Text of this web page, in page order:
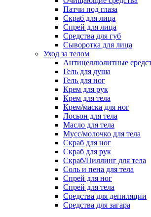
Патчи под глаза
Скраб для лица
Спрей для лица
Средства для губ
Сыворотка для лица
Уход за телом
Антицеллюлитные
Гель для душа
Гель для ног
Крем для рук
Крем для тела
Крем/маска для ног
Лосьон для тела
Масло для тела
Мусс/молочко для тела
Скраб для ног
Скраб для рук
Скраб/Пиллинг для тела
Соль и пена для тела
Спрей для ног
Спрей для тела
Средства для депиляции
Средства для загара